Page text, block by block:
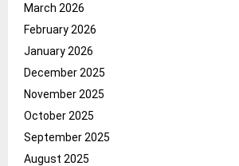
March 2026
February 2026
January 2026
December 2025
November 2025
October 2025
September 2025
August 2025